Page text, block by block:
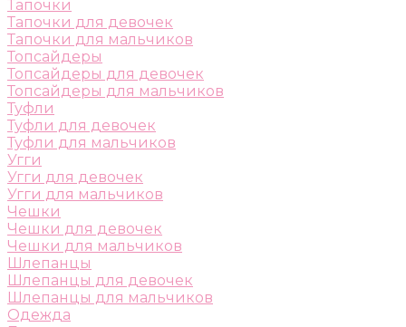
Тапочки
Тапочки для девочек
Тапочки для мальчиков
Топсайдеры
Топсайдеры для девочек
Топсайдеры для мальчиков
Туфли
Туфли для девочек
Туфли для мальчиков
Угги
Угги для девочек
Угги для мальчиков
Чешки
Чешки для девочек
Чешки для мальчиков
Шлепанцы
Шлепанцы для девочек
Шлепанцы для мальчиков
Одежда